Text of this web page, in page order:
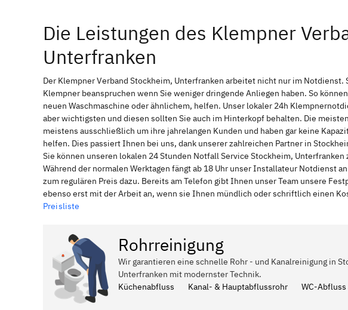
Die Leistungen des Klempner
Unterfranken
Der Klempner Verband Stockheim, Unterfranken arbeitet nicht nur im Notdienst.
Klempner beanspruchen wenn Sie weniger dringende Anliegen haben. So
neuen Waschmaschine oder ähnlichem, helfen. Unser lokaler 24h
aber wichtigsten und diesen sollten Sie auch im Hinterkopf behalten. Die
meistens ausschließlich um ihre jahrelangen Kunden und haben gar keine
helfen. Dies passiert Ihnen bei uns, dank unserer zahlreichen Partner in
Sie können unseren lokalen 24 Stunden Notfall Service Stockheim, Unterfranken
Während der normalen Werktagen fängt ab 18 Uhr unser Installateur Notdienst
zum regulären Preis dazu. Bereits am Telefon gibt Ihnen unser Team unsere
ebenso erst mit der Arbeit an, wenn sie Ihnen mündlich oder schriftlich einen
Preisliste
Rohrreinigung
Wir garantieren eine schnelle Rohr - und Kanalreinigung in
Unterfranken mit modernster Technik.
Küchenabfluss
Kanal- & Hauptabflussrohr WC-Abfluss